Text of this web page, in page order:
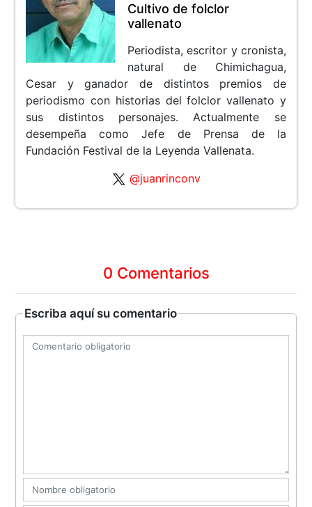
Cultivo de folclor
vallenato
Periodista, escritor y cronista,
natural de Chimichagua,
Cesar y ganador de distintos premios de
periodismo con historias del folclor vallenato y
sus distintos personajes. Actualmente se
desempeña como Jefe de Prensa de la
Fundación Festival de la Leyenda Vallenata.
@juanrinconv
0 Comentarios
Escriba aquí su comentario